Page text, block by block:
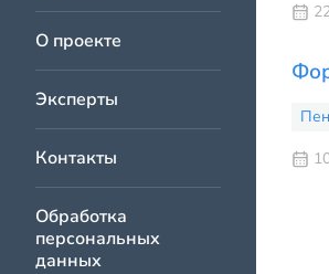
О проекте
Эксперты
Контакты
Обработка
персональных
данных